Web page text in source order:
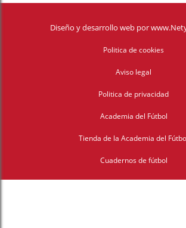
Diseño y desarrollo web por
Politica de cookies
Aviso legal
Politica de privacidad
Academia del Fútbol
Tienda de la Academia del
Cuadernos de fútbol